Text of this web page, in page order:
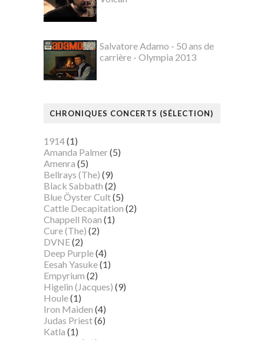
Salvatore Adamo - 50 ans de
carrière - Olympia 2013
CHRONIQUES CONCERTS (SÉLECTION)
1914(1)
Amanda Palmer(5)
Amenra (5)
Bellrays (The) (9)
Black Sabbath (2)
Blue Öyster Cult(5)
Cattle Decapitation (2)
Chappell Roan (1)
Cure (The) (2)
DVNE(2)
Deep Purple(4)
Eesah Yasuke(1)
Empyrium (2)
Higelin (Jacques) (9)
Houle(1)
Iron Maiden (4)
Judas Priest(6)
Katla (1)